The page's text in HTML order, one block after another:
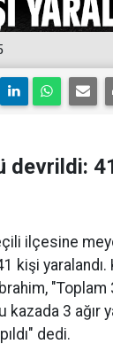
devrildi:
ilçesine
kişi yaralandı.
3 ağır
dedi.